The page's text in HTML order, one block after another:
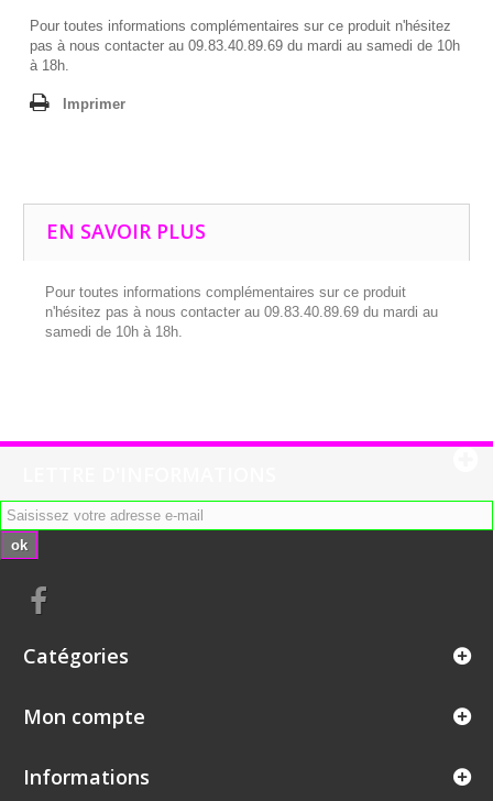
Pour toutes informations complémentaires sur ce produit n'hésitez
pas à nous contacter au 09.83.40.89.69 du mardi au samedi de 10h
à 18h.
Imprimer
EN SAVOIR PLUS
Pour toutes informations complémentaires sur ce produit
n'hésitez pas à nous contacter au 09.83.40.89.69 du mardi au
samedi de 10h à 18h.
ok
Catégories
Mon compte
Informations